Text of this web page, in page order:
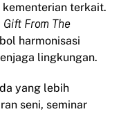
terkait.
Gift From The
harmonisasi
lingkungan.
yang lebih
seni, seminar